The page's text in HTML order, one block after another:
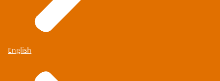
English